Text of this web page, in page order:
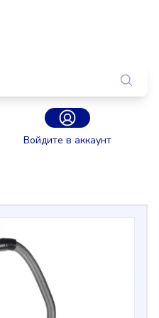
Войдите в аккаунт